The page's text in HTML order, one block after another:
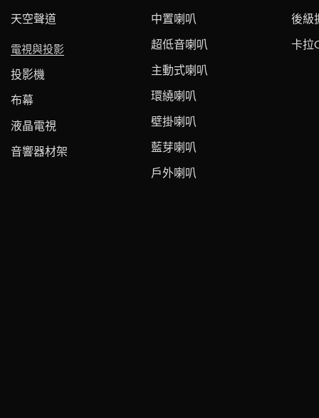
天空聲道
電視與投影
投影機
布幕
液晶電視
音響器材架
中置喇叭
超低音喇叭
主動式喇叭
環繞喇叭
壁掛喇叭
藍芽喇叭
戶外喇叭
後級
卡拉